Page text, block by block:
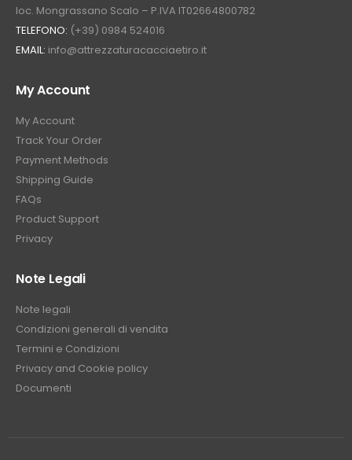
loc. Mongrassano Scalo – P.IVA IT02664800782
TELEFONO: (+39) 0984 524016
EMAIL: info@attrezzaturacacciaetiro.it
My Account
My Account
Track Your Order
Payment Methods
Shipping Guide
FAQs
Product Support
Privacy
Note Legali
Note legali
Condizioni generali di vendita
Termini e Condizioni
Privacy and Cookie policy
Documenti